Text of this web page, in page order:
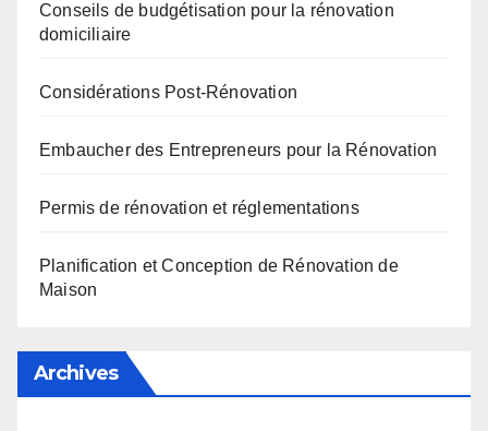
Conseils de budgétisation pour la rénovation
domiciliaire
Considérations Post-Rénovation
Embaucher des Entrepreneurs pour la Rénovation
Permis de rénovation et réglementations
Planification et Conception de Rénovation de
Maison
Archives